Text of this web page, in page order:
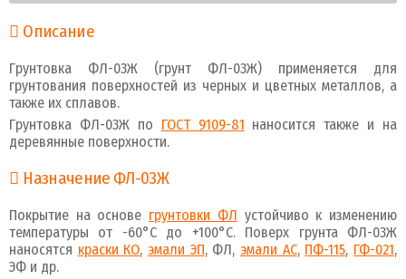
Описание
Грунтовка ФЛ-03Ж (грунт ФЛ-03Ж) применяется для
грунтования поверхностей из черных и цветных металлов, а
также их сплавов.
Грунтовка ФЛ-03Ж по ГОСТ 9109-81 наносится также и на
деревянные поверхности.
Назначение ФЛ-03Ж
Покрытие на основе грунтовки ФЛ устойчиво к изменению
температуры от -60°С до +100°С. Поверх грунта ФЛ-03Ж
наносятся краски КО, эмали ЭП, ФЛ, эмали АС, ПФ-115, ГФ-021,
ЭФ и др.